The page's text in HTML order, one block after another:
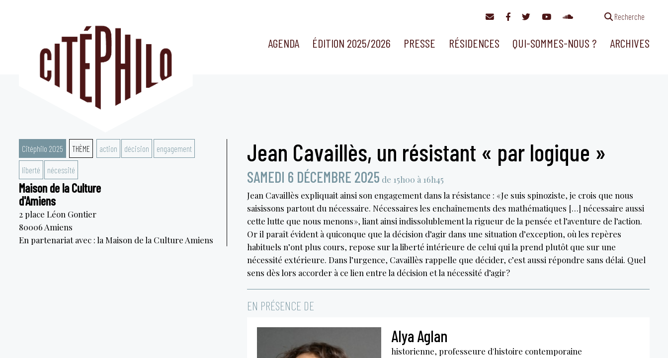
Recherche
AGENDA ÉDITION 2025/2026 PRESSE RÉSIDENCES QUI-SOMMES-NOUS ? ARCHIVES
Citéphilo 2025 THÈME action décision engagement
liberté nécessité
Maison de la Culture
d'Amiens
2 place Léon Gontier
80006 Amiens
En partenariat avec : la Maison de la Culture Amiens
Jean Cavaillès, un résistant « par logique »
SAMEDI 6 DÉCEMBRE 2025 de 15h00 à 16h45
Jean Cavaillès expliquait ainsi son engagement dans la résistance : « Je suis spinoziste, je crois que nous
saisissons partout du nécessaire. Nécessaires les enchaînements des mathématiques […] nécessaire aussi
cette lutte que nous menons », liant ainsi indissolublement la rigueur de la pensée et l’aventure de l’action.
Or il paraît évident à quiconque que la décision d’agir dans une situation d’exception, où les repères
habituels n’ont plus cours, repose sur la liberté intérieure de celui qui la prend plutôt que sur une
nécessité extérieure. Dans l’urgence, Cavaillès rappelle que décider, c’est aussi répondre sans délai. Quel
sens dès lors accorder à ce lien entre la décision et la nécessité d’agir ?
EN PRÉSENCE DE
Alya Aglan
historienne, professeure d'histoire contemporaine